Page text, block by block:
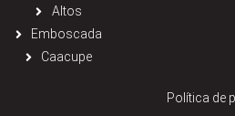
Altos
Emboscada
Caacupe
Política de